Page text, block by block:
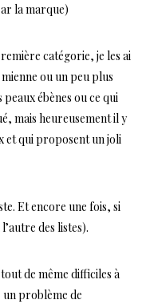
la marque)
catégorie, je les ai
ou un peu plus
ébènes ou ce qui
mais heureusement il y
et qui proposent un joli
Et encore une fois, si
des listes).
de même difficiles à
problème de